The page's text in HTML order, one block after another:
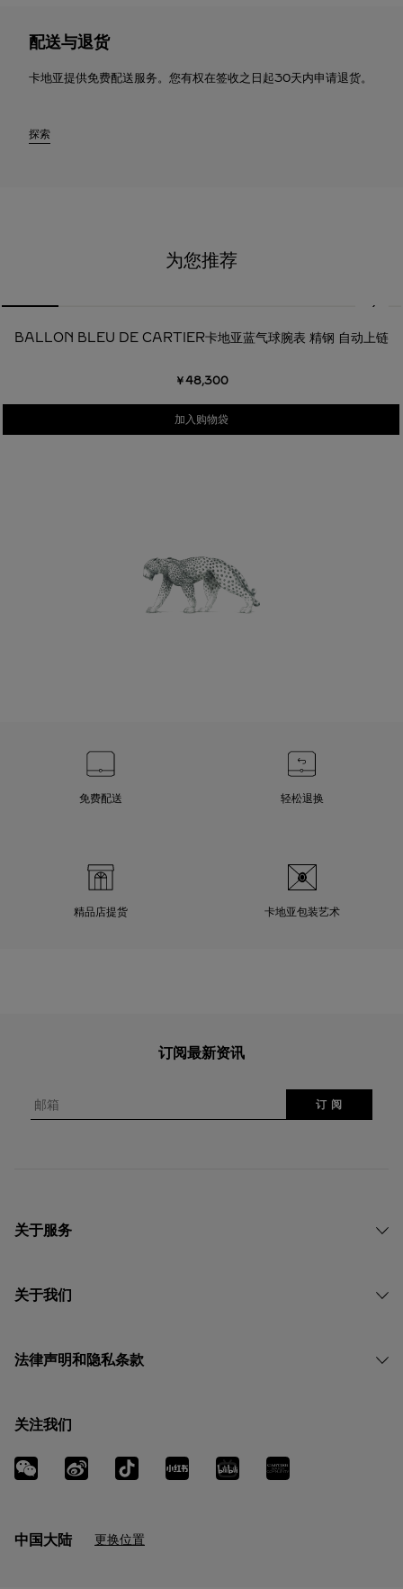
配送与退货
卡地亚提供免费配送服务。您有权在签收之日起30天内申请退货。
探索
为您推荐
BALLON BLEU DE CARTIER卡地亚蓝气球腕表 精钢 自动上链
￥48,300
加入购物袋
免费配送 轻松退换
精品店提货 卡地亚包装艺术
订阅最新资讯
邮箱 订 阅
关于服务
关于我们
法律声明和隐私条款
关注我们
中国大陆 更换位置